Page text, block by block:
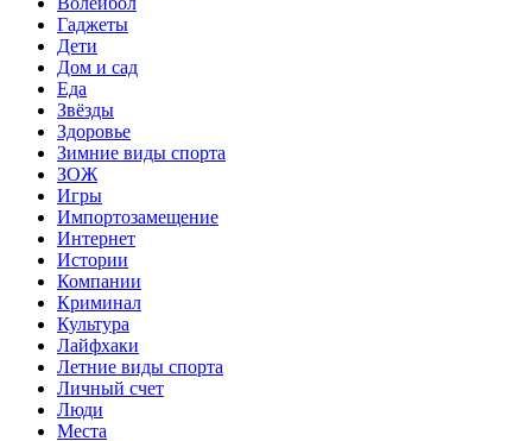
Гаджеты
Дети
Дом и сад
Еда
Звёзды
Здоровье
Зимние виды спорта
ЗОЖ
Игры
Импортозамещение
Интернет
Истории
Компании
Криминал
Культура
Лайфхаки
Летние виды спорта
Личный счет
Люди
Места